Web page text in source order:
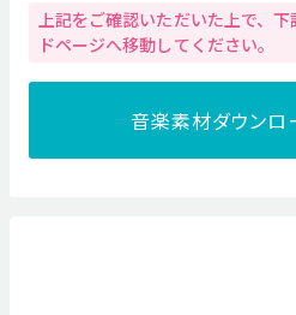
上記をご確認いただいた上で、
ドページへ移動してください。
音楽素材ダウンロ